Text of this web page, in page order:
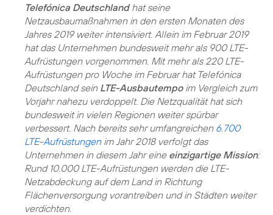
Telefónica Deutschlandhat seine
Netzausbaumaßnahmen in den ersten Monaten des
Jahres 2019 weiter intensiviert. Allein im Februar 2019
hat das Unternehmen bundesweit mehr als 900 LTE-
Aufrüstungen vorgenommen. Mit mehr als 220 LTE-
Aufrüstungen pro Woche im Februar hat Telefónica
Deutschland sein LTE-Ausbautempoim Vergleich zum
Vorjahr nahezu verdoppelt. Die Netzqualität hat sich
bundesweit in vielen Regionen weiter spürbar
verbessert. Nach bereits sehr umfangreichen 6.700
LTE-Aufrüstungenim Jahr 2018 verfolgt das
Unternehmen in diesem Jahr eine einzigartige Mission:
Rund 10.000 LTE-Aufrüstungen werden die LTE-
Netzabdeckung auf dem Land in Richtung
Flächenversorgung vorantreiben und in Städten weiter
verdichten.